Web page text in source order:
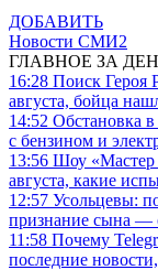
ДОБАВИТЬ
Новости СМИ2
ГЛАВНОЕ ЗА
16:28 Поиск Героя
августа, бойца
14:52 Обстановка
с бензином и
13:56 Шоу «Мастер
августа, какие
12:57 Усольцевы:
признание сына —
11:58 Почему
последние